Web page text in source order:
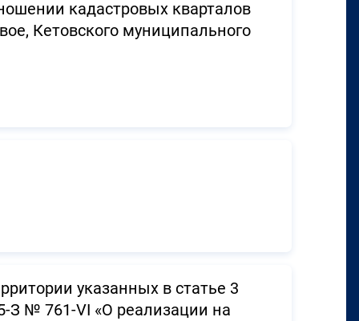
кадастровых кварталов
Кетовского муниципального
указанных в статье 3
З № 761-VI «О реализации на